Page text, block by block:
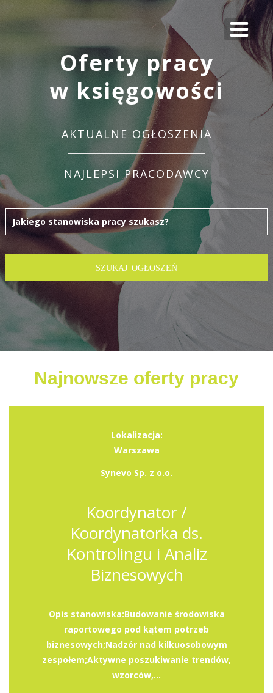
Oferty pracy
w księgowości
AKTUALNE OGŁOSZENIA
NAJLEPSI PRACODAWCY
Najnowsze oferty pracy
Lokalizacja:
Warszawa
Synevo Sp. z o.o.
Koordynator /
Koordynatorka ds.
Kontrolingu i Analiz
Biznesowych
Opis stanowiska:Budowanie środowiska
raportowego pod kątem potrzeb
biznesowych;Nadzór nad kilkuosobowym
zespołem;Aktywne poszukiwanie trendów,
wzorców,...